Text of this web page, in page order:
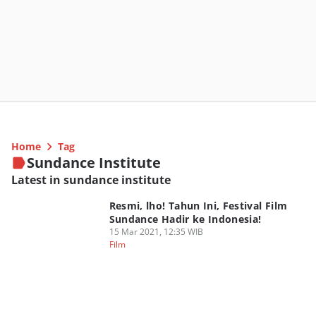
Home Tag
Sundance Institute
Latest in sundance institute
Resmi, lho! Tahun Ini, Festival Film
Sundance Hadir ke Indonesia!
15 Mar 2021, 12:35 WIB
Film